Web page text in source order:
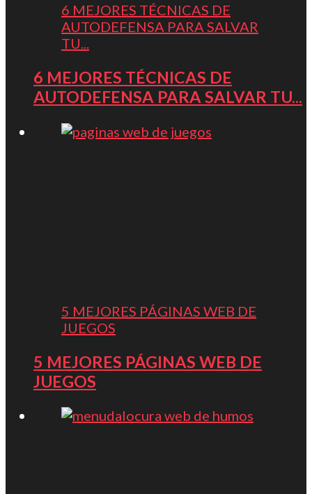
6 MEJORES TÉCNICAS DE
AUTODEFENSA PARA SALVAR
TU...
6 MEJORES TÉCNICAS DE
AUTODEFENSA PARA SALVAR TU...
5 MEJORES PÁGINAS WEB DE
JUEGOS
5 MEJORES PÁGINAS WEB DE
JUEGOS